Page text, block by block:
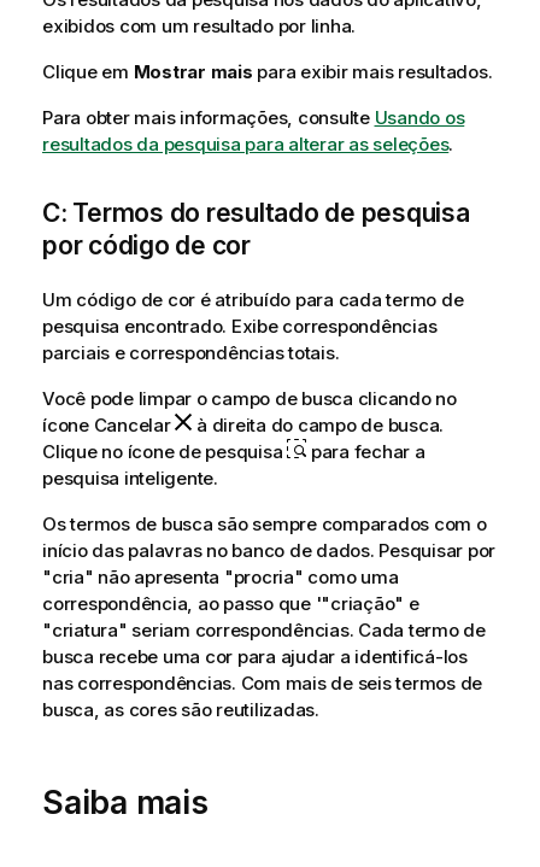
exibidos com um resultado por linha.
Clique em Mostrar mais para exibir mais resultados.
Para obter mais informações, consulte Usando os
resultados da pesquisa para alterar as seleções.
C: Termos do resultado de pesquisa
por código de cor
Um código de cor é atribuído para cada termo de
pesquisa encontrado. Exibe correspondências
parciais e correspondências totais.
Você pode limpar o campo de busca clicando no
ícone Cancelar
à direita do campo de busca.
Clique no ícone de pesquisa
para fechar a
pesquisa inteligente.
Os termos de busca são sempre comparados com o
início das palavras no banco de dados. Pesquisar por
"cria" não apresenta "procria" como uma
correspondência, ao passo que '"criação" e
"criatura" seriam correspondências. Cada termo de
busca recebe uma cor para ajudar a identificá-los
nas correspondências. Com mais de seis termos de
busca, as cores são reutilizadas.
Saiba mais